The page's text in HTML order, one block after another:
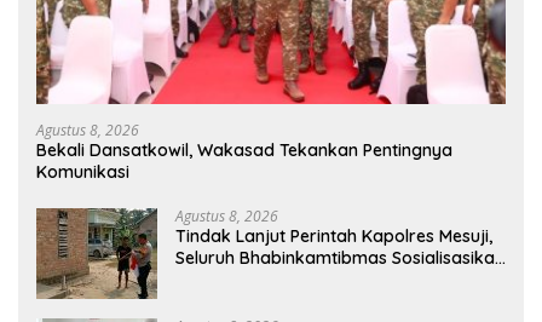
Agustus 8, 2026
Bekali Dansatkowil, Wakasad Tekankan Pentingnya
Komunikasi
Agustus 8, 2026
Tindak Lanjut Perintah Kapolres Mesuji,
Seluruh Bhabinkamtibmas Sosialisasikan